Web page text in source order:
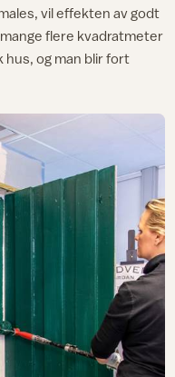
vil effekten av godt
flere kvadratmeter
hus, og man blir fort